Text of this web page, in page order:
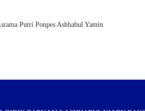
Putri Ponpes Ashhabul Yamin